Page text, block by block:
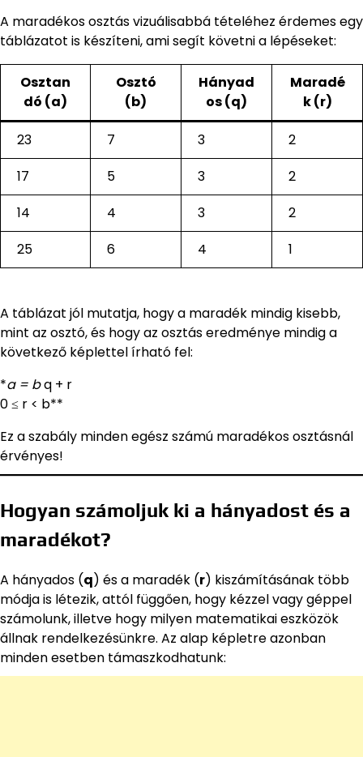
A maradékos osztás vizuálisabbá tételéhez érdemes egy
táblázatot is készíteni, ami segít követni a lépéseket:
Osztan
dó (a)
Osztó
(b)
Hányad
os (q)
Maradé
k (r)
23 7 3
2
17
5 3
2
14
4 3
2
25
6 4 1
A táblázat jól mutatja, hogy a maradék mindig kisebb,
mint az osztó, és hogy az osztás eredménye mindig a
következő képlettel írható fel:
*a = bq + r
0 ≤ r < b**
Ez a szabály minden egész számú maradékos osztásnál
érvényes!
Hogyan számoljuk ki a hányadost és a
maradékot?
A hányados (q) és a maradék (r) kiszámításának több
módja is létezik, attól függően, hogy kézzel vagy géppel
számolunk, illetve hogy milyen matematikai eszközök
állnak rendelkezésünkre. Az alap képletre azonban
minden esetben támaszkodhatunk: